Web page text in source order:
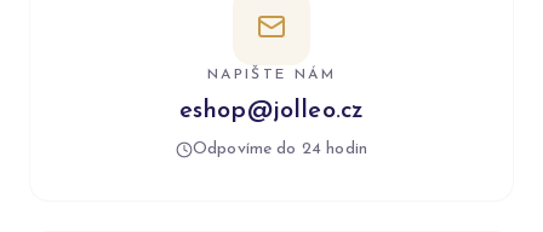
NAPIŠTE NÁM
eshop@jolleo.cz
Odpovíme do 24 hodin